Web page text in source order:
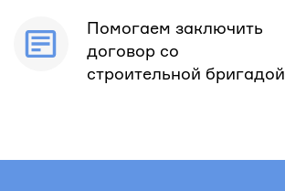
Помогаем заключить
договор со
строительной бригадой